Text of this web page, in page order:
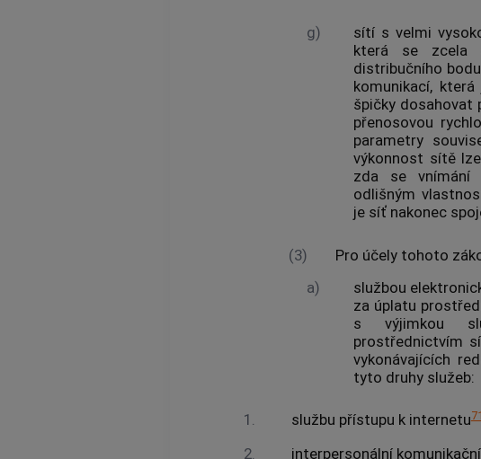
g) sítí s velmi
která se zcela
distribučního
komunikací, která
špičky dosahovat
přenosovou
parametry
výkonnost sítě
zda se vnímání
odlišným
je síť nakonec
(3)
Pro účely tohoto
a)
službou
za úplatu
s výjimkou
prostřednictvím
vykonávajících
tyto druhy služeb:
1. službu přístupu k internetu71
2.
interpersonální